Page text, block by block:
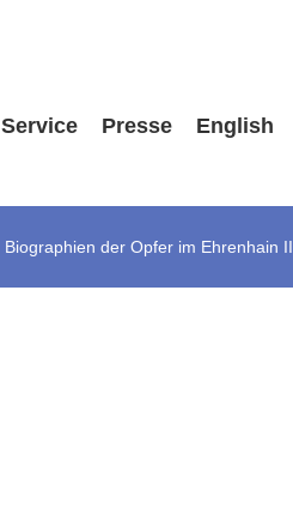
Service Presse English
Biographien der Opfer im Ehrenhain II